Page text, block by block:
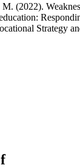
(2022).
Strategy